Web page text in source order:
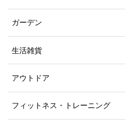
ガーデン
生活雑貨
アウトドア
フィットネス・トレーニング